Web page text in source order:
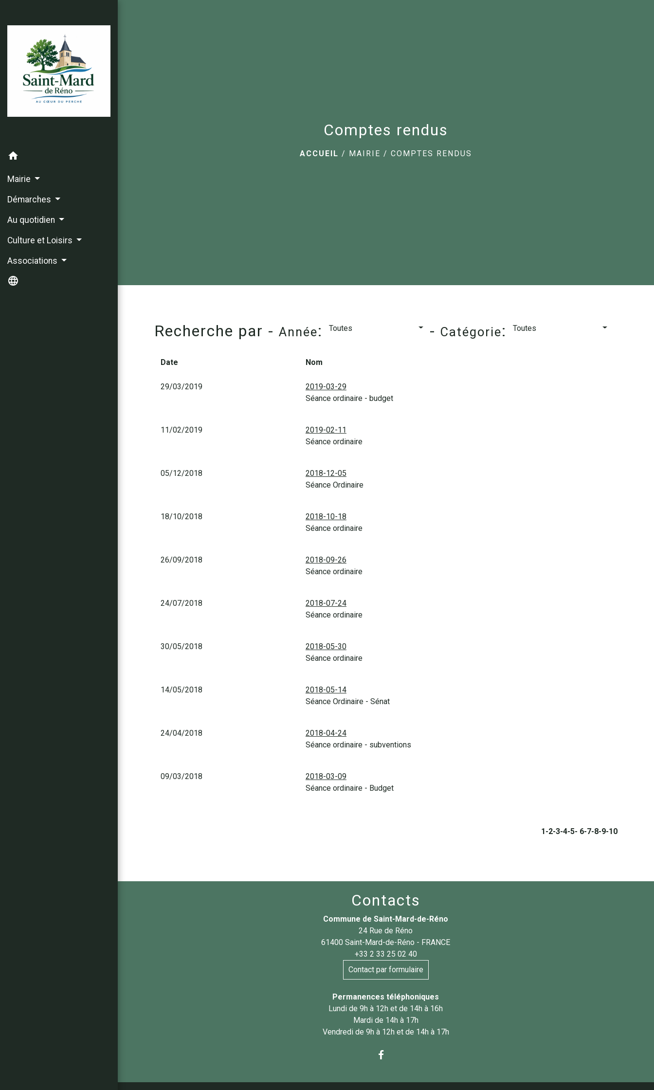
home
Mairie
Démarches
Au quotidien
Culture et Loisirs
Associations
language
Comptes rendus
ACCUEIL / MAIRIE / COMPTES RENDUS
Recherche par - Année: Toutes - Catégorie: Toutes
Date Nom
29/03/2019
2019-03-29
Séance ordinaire - budget
11/02/2019
2019-02-11
Séance ordinaire
05/12/2018
2018-12-05
Séance Ordinaire
18/10/2018
2018-10-18
Séance ordinaire
26/09/2018
2018-09-26
Séance ordinaire
24/07/2018
2018-07-24
Séance ordinaire
30/05/2018
2018-05-30
Séance ordinaire
14/05/2018
2018-05-14
Séance Ordinaire - Sénat
24/04/2018
2018-04-24
Séance ordinaire - subventions
09/03/2018
2018-03-09
Séance ordinaire - Budget
1-2-3-4-5- 6-7-8-9-10
Contacts
Commune de Saint-Mard-de-Réno
24 Rue de Réno
61400 Saint-Mard-de-Réno - FRANCE
+33 2 33 25 02 40
Contact par formulaire
Permanences téléphoniques
Lundi de 9h à 12h et de 14h à 16h
Mardi de 14h à 17h
Vendredi de 9h à 12h et de 14h à 17h